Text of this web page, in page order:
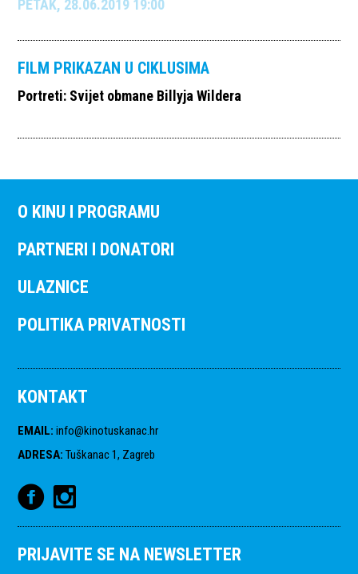
PETAK, 28.06.2019 19:00
FILM PRIKAZAN U CIKLUSIMA
Portreti: Svijet obmane Billyja Wildera
O KINU I PROGRAMU
PARTNERI I DONATORI
ULAZNICE
POLITIKA PRIVATNOSTI
KONTAKT
EMAIL: info@kinotuskanac.hr
ADRESA: Tuškanac 1, Zagreb
PRIJAVITE SE NA NEWSLETTER